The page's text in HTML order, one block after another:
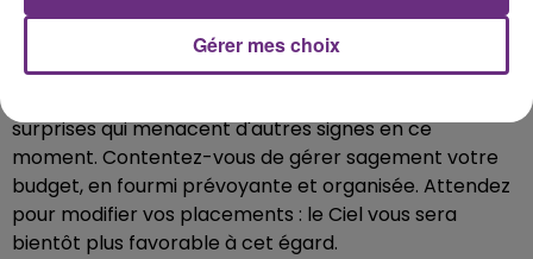
Argent
Calme plat dans le domaine pécuniaire. Certes, vous
ne bénéficierez d'aucune chance particulière, mais
surprises qui menacent d'autres signes en ce
moment. Contentez-vous de gérer sagement votre
budget, en fourmi prévoyante et organisée. Attendez
pour modifier vos placements : le Ciel vous sera
bientôt plus favorable à cet égard.
Gérer mes choix